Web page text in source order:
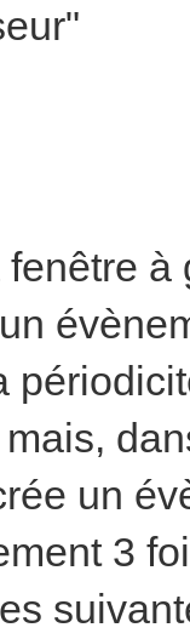
fenêtre
un
3